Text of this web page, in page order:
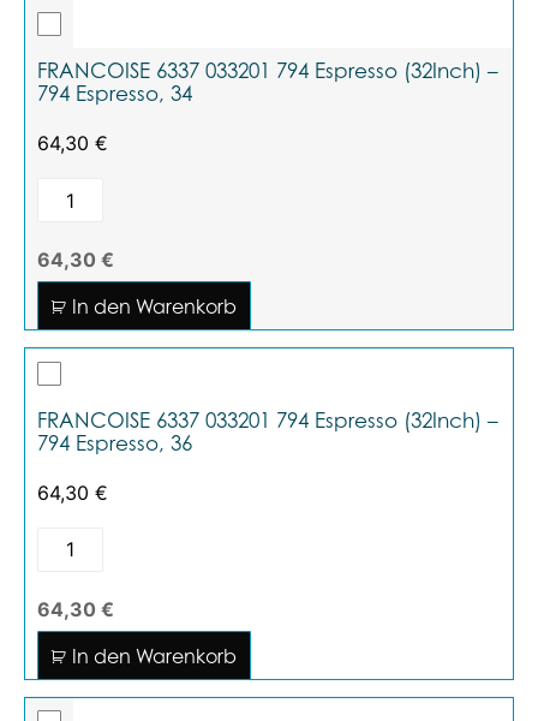
FRANCOISE 6337 033201 794 Espresso (32Inch) –
794 Espresso, 34
64,30 €
64,30 €
In den Warenkorb
FRANCOISE 6337 033201 794 Espresso (32Inch) –
794 Espresso, 36
64,30 €
64,30 €
In den Warenkorb